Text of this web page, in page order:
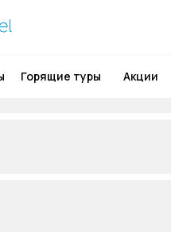
Горящие туры Акции